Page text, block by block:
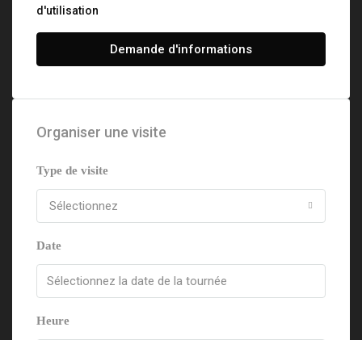
d'utilisation
Demande d'informations
Organiser une visite
Type de visite
Sélectionnez
Date
Heure